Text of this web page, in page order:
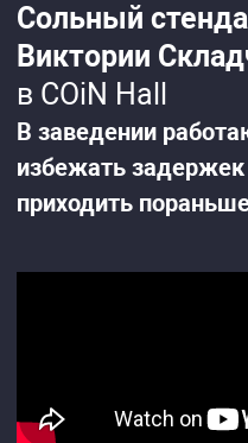
Сольный
Виктории
в COiN Hall
В заведении
избежать
приходить